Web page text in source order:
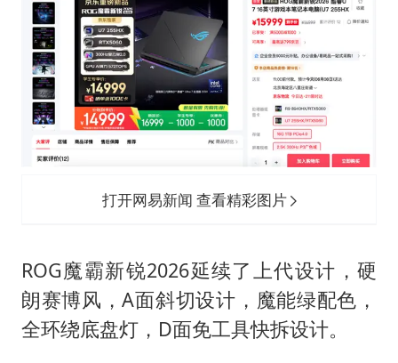
打开网易新闻 查看精彩图片
ROG魔霸新锐2026延续了上代设计，硬
朗赛博风，A面斜切设计，魔能绿配色，
全环绕底盘灯，D面免工具快拆设计。